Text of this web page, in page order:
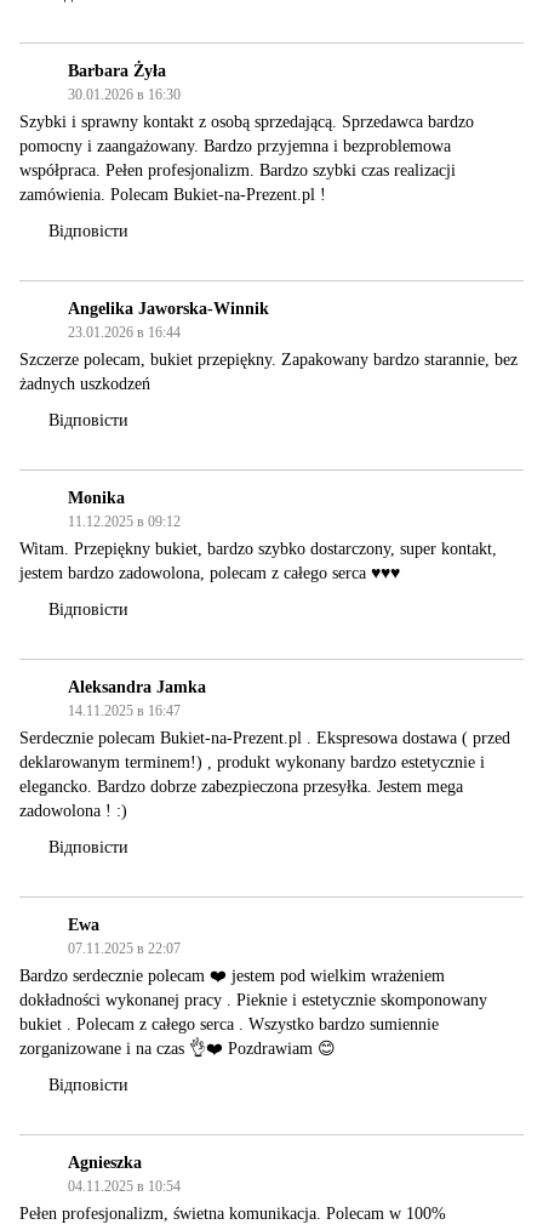
Barbara Żyła
30.01.2026 в 16:30
Szybki i sprawny kontakt z osobą sprzedającą. Sprzedawca bardzo
pomocny i zaangażowany. Bardzo przyjemna i bezproblemowa
współpraca. Pełen profesjonalizm. Bardzo szybki czas realizacji
zamówienia. Polecam Bukiet-na-Prezent.pl !
Відповісти
Angelika Jaworska-Winnik
23.01.2026 в 16:44
Szczerze polecam, bukiet przepiękny. Zapakowany bardzo starannie, bez
żadnych uszkodzeń
Відповісти
Monika
11.12.2025 в 09:12
Witam. Przepiękny bukiet, bardzo szybko dostarczony, super kontakt,
jestem bardzo zadowolona, polecam z całego serca ♥️♥️♥️
Відповісти
Aleksandra Jamka
14.11.2025 в 16:47
Serdecznie polecam Bukiet-na-Prezent.pl . Ekspresowa dostawa ( przed
deklarowanym terminem!) , produkt wykonany bardzo estetycznie i
elegancko. Bardzo dobrze zabezpieczona przesyłka. Jestem mega
zadowolona ! :)
Відповісти
Ewa
07.11.2025 в 22:07
Bardzo serdecznie polecam ❤️ jestem pod wielkim wrażeniem
dokładności wykonanej pracy . Pieknie i estetycznie skomponowany
bukiet . Polecam z całego serca . Wszystko bardzo sumiennie
zorganizowane i na czas 👌❤️ Pozdrawiam 😊
Відповісти
Agnieszka
04.11.2025 в 10:54
Pełen profesjonalizm, świetna komunikacja. Polecam w 100%